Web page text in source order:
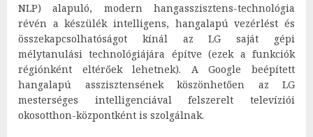
NLP) alapuló, modern hangasszisztens-technológia
révén a készülék intelligens, hangalapú vezérlést és
összekapcsolhatóságot kínál az LG saját gépi
mélytanulási technológiájára építve (ezek a funkciók
régiónként eltérőek lehetnek). A Google beépített
hangalapú asszisztensének köszönhetően az LG
mesterséges intelligenciával felszerelt televíziói
okosotthon-központként is szolgálnak.